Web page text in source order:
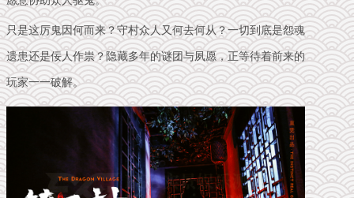
只是这厉鬼因何而来？守村众人又何去何从？一切到底是怨魂
遗患还是佞人作祟？隐藏多年的谜团与夙愿，正等待着前来的
玩家一一破解。